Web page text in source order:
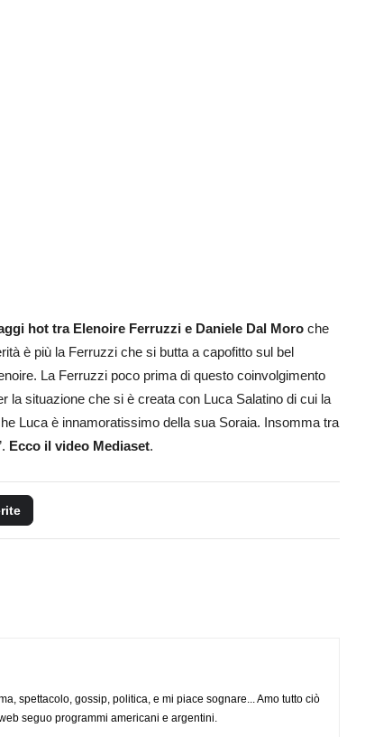
hot tra Elenoire Ferruzzi e Daniele Dal Moro che
è più la Ferruzzi che si butta a capofitto sul bel
La Ferruzzi poco prima di questo coinvolgimento
la situazione che si è creata con Luca Salatino di cui la
Luca è innamoratissimo della sua Soraia. Insomma tra
Ecco il video Mediaset.
spettacolo, gossip, politica, e mi piace sognare... Amo tutto ciò
seguo programmi americani e argentini.